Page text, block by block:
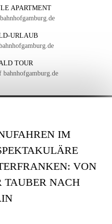
APARTMENT
URLAUB
TOUR
bahnhofgamburg.de
IM
VON
TAUBER NACH